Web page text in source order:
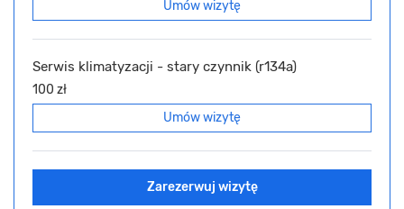
Umów wizytę
Serwis klimatyzacji - stary czynnik (r134a)
100 zł
Umów wizytę
Zarezerwuj wizytę